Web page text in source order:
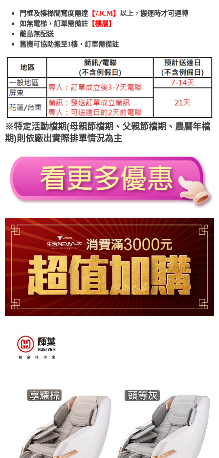
門框及樓梯間寬度需達 【73CM】 以上，搬運時才可迴轉
如無電梯，訂單需備註 【樓層】
離島無配送
舊機可協助搬至1樓，訂單需備註
※特定活動檔期(母親節檔期、父親節檔期、農曆年檔
期)則依廠出實際排單情況為主